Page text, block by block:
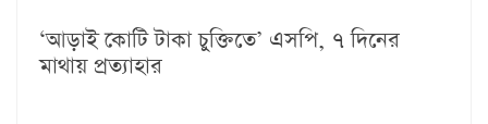
‘আড়াই কোটি টাকা চুক্তিতে’ এসপি, ৭ দিনের
মাথায় প্রত্যাহার